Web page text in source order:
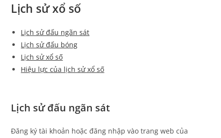
Lịch sử xổ số
Lịch sử đấu ngãn sát
Lịch sử đấu bóng
Lịch sử xổ số
Hiệu lực của lịch sử xổ số
Lịch sử đấu ngãn sát
Đăng ký tài khoản hoặc đăng nhập vào trang web của